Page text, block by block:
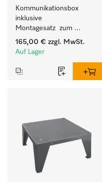
Kommunikationsbox
inklusive
Montagesatz  zum
Verbindungsaufbau vom
Wärmepumpentrockner
165,00 € zzgl. MwSt.
Auf Lager